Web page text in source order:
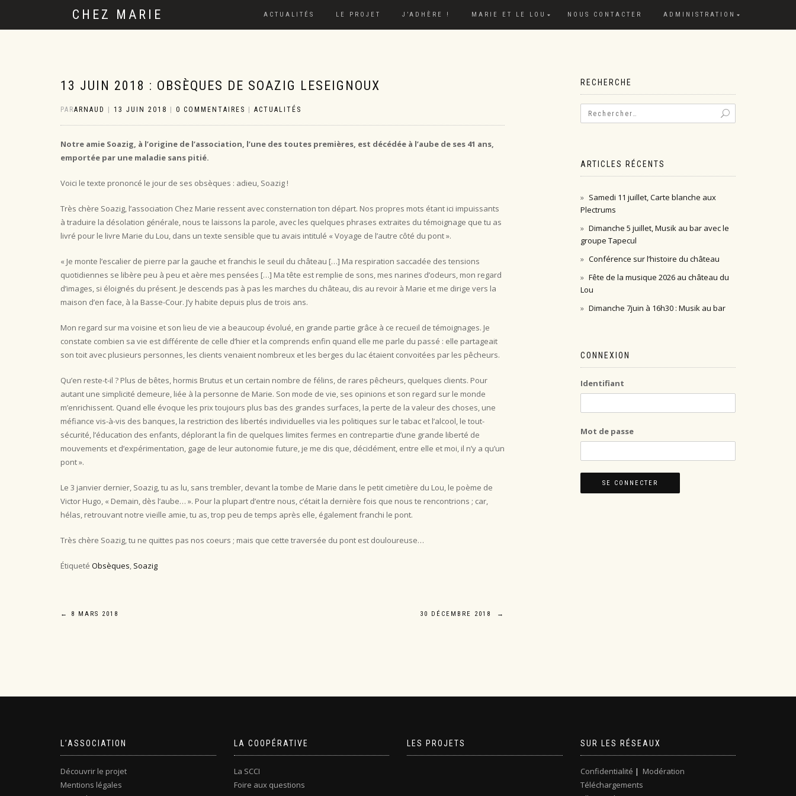
CHEZ MARIE ACTUALITÉS LE PROJET J’ADHÈRE ! MARIE ET LE LOU NOUS CONTACTER ADMINISTRATION
13 JUIN 2018 : OBSÈQUES DE SOAZIG LESEIGNOUX
PARARNAUD 13 JUIN 2018 0 COMMENTAIRES ACTUALITÉS
Notre amie Soazig, à l’origine de l’association, l’une des toutes premières, est décédée à l’aube de ses 41 ans,
emportée par une maladie sans pitié.
Voici le texte prononcé le jour de ses obsèques : adieu, Soazig !
Très chère Soazig, l’association Chez Marie ressent avec consternation ton départ. Nos propres mots étant ici impuissants
à traduire la désolation générale, nous te laissons la parole, avec les quelques phrases extraites du témoignage que tu as
livré pour le livre Marie du Lou, dans un texte sensible que tu avais intitulé « Voyage de l’autre côté du pont ».
« Je monte l’escalier de pierre par la gauche et franchis le seuil du château […] Ma respiration saccadée des tensions
quotidiennes se libère peu à peu et aère mes pensées […] Ma tête est remplie de sons, mes narines d’odeurs, mon regard
d’images, si éloignés du présent. Je descends pas à pas les marches du château, dis au revoir à Marie et me dirige vers la
maison d’en face, à la Basse-Cour. J’y habite depuis plus de trois ans.
Mon regard sur ma voisine et son lieu de vie a beaucoup évolué, en grande partie grâce à ce recueil de témoignages. Je
constate combien sa vie est différente de celle d’hier et la comprends enfin quand elle me parle du passé : elle partageait
son toit avec plusieurs personnes, les clients venaient nombreux et les berges du lac étaient convoitées par les pêcheurs.
Qu’en reste-t-il ? Plus de bêtes, hormis Brutus et un certain nombre de félins, de rares pêcheurs, quelques clients. Pour
autant une simplicité demeure, liée à la personne de Marie. Son mode de vie, ses opinions et son regard sur le monde
m’enrichissent. Quand elle évoque les prix toujours plus bas des grandes surfaces, la perte de la valeur des choses, une
méfiance vis-à-vis des banques, la restriction des libertés individuelles via les politiques sur le tabac et l’alcool, le tout-
sécurité, l’éducation des enfants, déplorant la fin de quelques limites fermes en contrepartie d’une grande liberté de
mouvements et d’expérimentation, gage de leur autonomie future, je me dis que, décidément, entre elle et moi, il n’y a qu’un
pont ».
Le 3 janvier dernier, Soazig, tu as lu, sans trembler, devant la tombe de Marie dans le petit cimetière du Lou, le poème de
Victor Hugo, « Demain, dès l’aube… ». Pour la plupart d’entre nous, c’était la dernière fois que nous te rencontrions ; car,
hélas, retrouvant notre vieille amie, tu as, trop peu de temps après elle, également franchi le pont.
Très chère Soazig, tu ne quittes pas nos coeurs ; mais que cette traversée du pont est douloureuse…
Étiqueté Obsèques, Soazig
Navigation
← 8 MARS 2018 30 DÉCEMBRE 2018 →
RECHERCHE
ARTICLES RÉCENTS
Samedi 11 juillet, Carte blanche aux
Plectrums
Dimanche 5 juillet, Musik au bar avec le
groupe Tapecul
Conférence sur l’histoire du château
Fête de la musique 2026 au château du
Lou
Dimanche 7juin à 16h30 : Musik au bar
CONNEXION
Identifiant
Mot de passe
L’ASSOCIATION
Découvrir le projet
Mentions légales
LA COOPÉRATIVE
La SCCI
Foire aux questions
LES PROJETS SUR LES RÉSEAUX
Confidentialité | Modération
Téléchargements